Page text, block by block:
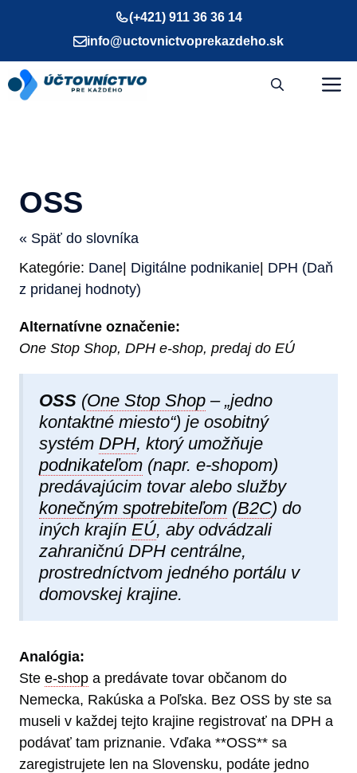
(+421) 911 36 36 14
info@uctovnictvoprekazdeho.sk
OSS
« Späť do slovníka
Kategórie: Dane| Digitálne podnikanie| DPH (Daň
z pridanej hodnoty)
Alternatívne označenie:
One Stop Shop, DPH e-shop, predaj do EÚ
OSS (One Stop Shop – „jedno
kontaktné miesto“) je osobitný
systém DPH, ktorý umožňuje
podnikateľom (napr. e-shopom)
predávajúcim tovar alebo služby
konečným spotrebiteľom (B2C) do
iných krajín EÚ, aby odvádzali
zahraničnú DPH centrálne,
prostredníctvom jedného portálu v
domovskej krajine.
Analógia:
Ste e-shop a predávate tovar občanom do
Nemecka, Rakúska a Poľska. Bez OSS by ste sa
museli v každej tejto krajine registrovať na DPH a
podávať tam priznanie. Vďaka **OSS** sa
zaregistrujete len na Slovensku, podáte jedno